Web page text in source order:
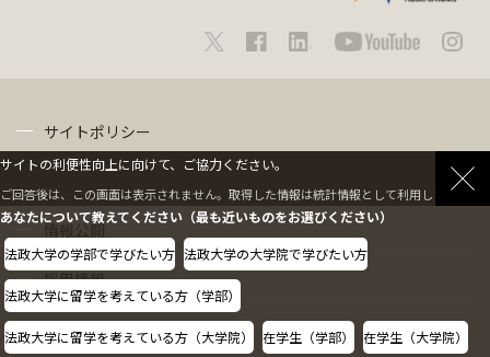
サイトポリシー
情報公開
採用情報
教職員の方へ
サイトの利便性向上に向けて、ご協力ください。
ご回答後は、この画面は表示されません。取得した情報は統計情報として利用します。
あなたについて教えてください（最も近いものをお選びください）
法政大学の学部で学びたい方 法政大学の大学院で学びたい方
法政大学に留学を考えている方（学部）
法政大学に留学を考えている方（大学院） 在学生（学部） 在学生（大学院）